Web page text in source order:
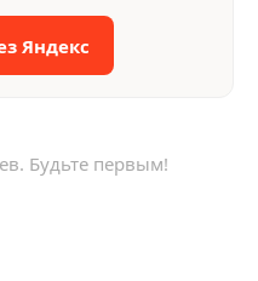
Яндекс
Будьте первым!